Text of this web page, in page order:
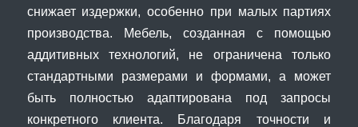
снижает издержки, особенно при малых партиях
производства. Мебель, созданная с помощью
аддитивных технологий, не ограничена только
стандартными размерами и формами, а может
быть полностью адаптирована под запросы
конкретного клиента. Благодаря точности и